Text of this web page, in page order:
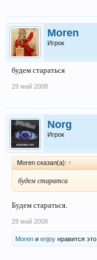
Moren
Игрок
будем стараться
29 май 2008
Norg
Игрок
Moren сказал(а): ↑
будем старатса
Будем стараться.
29 май 2008
Moren и enjoy нравится это.